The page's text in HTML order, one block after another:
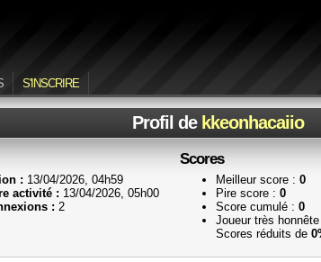
S'INSCRIRE
Profil de kkeonhacaiio
: 13/04/2026, 04h59
activité : 13/04/2026, 05h00
: 2
Scores
Meilleur score : 0
Pire score : 0
Score cumulé : 0
Joueur très
Scores réduits de